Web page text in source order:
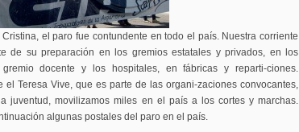
el paro fue contundente en todo el país. Nuestra corriente
de su preparación en los gremios estatales y privados, en los
docente y los hospitales, en fábricas y reparti-ciones.
el Teresa Vive, que es parte de las organi-zaciones convocantes,
juventud, movilizamos miles en el país a los cortes y marchas.
algunas postales del paro en el país.